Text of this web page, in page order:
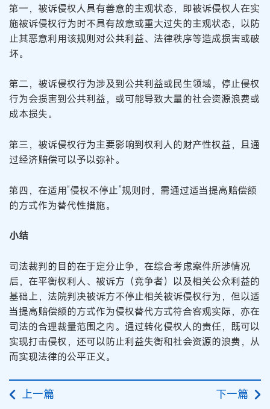
第一，被诉侵权人具有善意的主观状态，即被诉侵权人在实
施被诉侵权行为时不具有故意或重大过失的主观状态，以防
止其恶意利用该规则对公共利益、法律秩序等造成损害或破
坏。
第二，被诉侵权行为涉及到公共利益或民生领域，停止侵权
行为会损害到公共利益，或可能导致大量的社会资源浪费或
成本损失。
第三，被诉侵权行为主要影响到权利人的财产性权益，且通
过经济赔偿可以予以弥补。
第四，在适用“侵权不停止”规则时，需通过适当提高赔偿额
的方式作为替代性措施。
小结
司法裁判的目的在于定分止争，在综合考虑案件所涉情况
后，在平衡权利人、被诉方（竞争者）以及相关公众利益的
基础上，法院判决被诉方不停止相关被诉侵权行为，但以适
当提高赔偿额的方式作为侵权替代方式符合客观实际，亦在
司法的合理裁量范围之内。通过转化侵权人的责任，既可以
实现打击侵权，还可以防止利益失衡和社会资源的浪费，从
而实现法律的公平正义。
上一篇 下一篇